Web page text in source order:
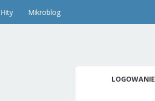
Hity Mikroblog
LOGOWANIE